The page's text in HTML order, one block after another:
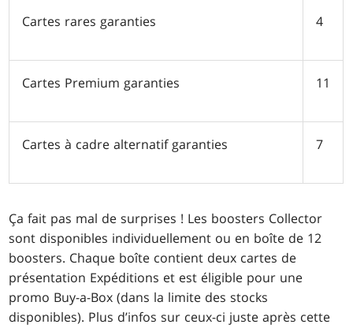
Cartes rares garanties 4
Cartes Premium garanties 11
Cartes à cadre alternatif garanties 7
Ça fait pas mal de surprises ! Les boosters Collector
sont disponibles individuellement ou en boîte de 12
boosters. Chaque boîte contient deux cartes de
présentation Expéditions et est éligible pour une
promo Buy-a-Box (dans la limite des stocks
disponibles). Plus d’infos sur ceux-ci juste après cette